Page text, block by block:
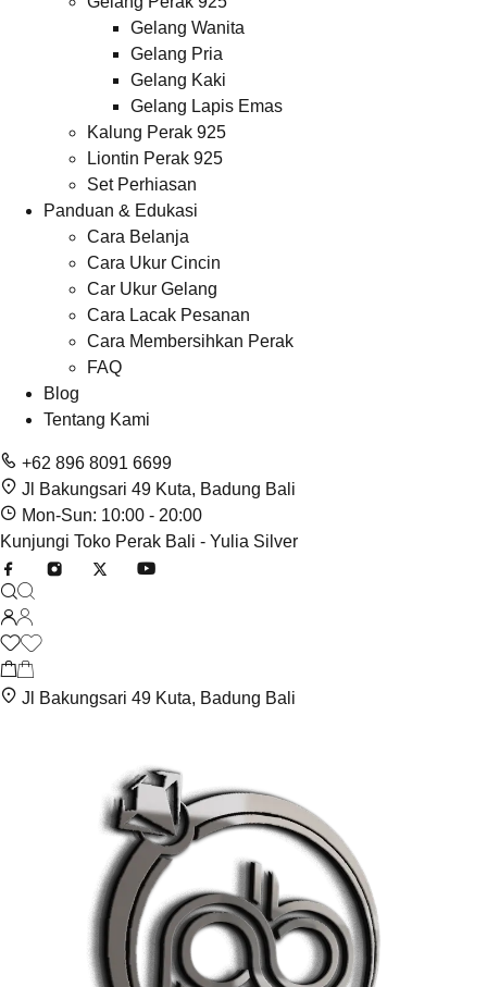
Gelang Wanita
Gelang Pria
Gelang Kaki
Gelang Lapis Emas
Kalung Perak 925
Liontin Perak 925
Set Perhiasan
Panduan & Edukasi
Cara Belanja
Cara Ukur Cincin
Car Ukur Gelang
Cara Lacak Pesanan
Cara Membersihkan Perak
FAQ
Blog
Tentang Kami
+62 896 8091 6699
Jl Bakungsari 49 Kuta, Badung Bali
Mon-Sun: 10:00 - 20:00
Kunjungi Toko Perak Bali - Yulia Silver
Jl Bakungsari 49 Kuta, Badung Bali